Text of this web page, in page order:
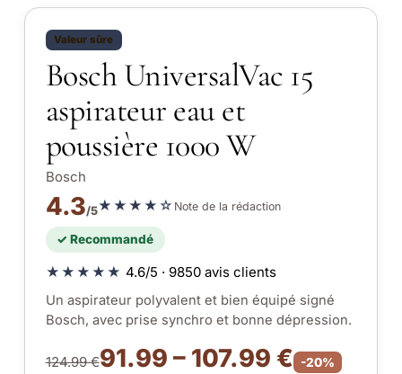
Valeur sûre
Bosch UniversalVac 15
aspirateur eau et
poussière 1000 W
Bosch
4.3/5★★★★☆ Note de la rédaction
✓ Recommandé
★★★★★ 4.6/5 · 9850 avis clients
Un aspirateur polyvalent et bien équipé signé
Bosch, avec prise synchro et bonne dépression.
124.99 €91.99 – 107.99 € -20%